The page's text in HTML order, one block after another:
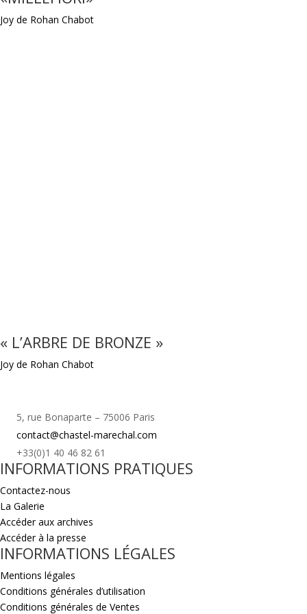
Joy de Rohan Chabot
« L’ARBRE DE BRONZE »
Joy de Rohan Chabot
5, rue Bonaparte – 75006 Paris
contact@chastel-marechal.com
+33(0)1 40 46 82 61
INFORMATIONS PRATIQUES
Contactez-nous
La Galerie
Accéder aux archives
Accéder à la presse
INFORMATIONS LÉGALES
Mentions légales
Conditions générales d’utilisation
Conditions générales de Ventes